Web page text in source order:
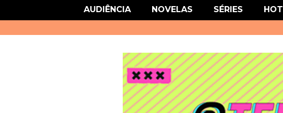
link href='http://fonts.googleapis.com/css?family=Roboto' rel='stylesheet' type='text/css'/>
AUDIÊNCIA NOVELAS SÉRIES HOT